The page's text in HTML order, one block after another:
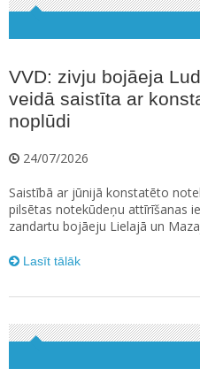
VVD: zivju bojāeja
veidā saistīta ar
noplūdi
24/07/2026
Saistībā ar jūnijā konstatēto
pilsētas notekūdeņu attīrīšanas
zandartu bojāeju Lielajā un
Lasīt tālāk